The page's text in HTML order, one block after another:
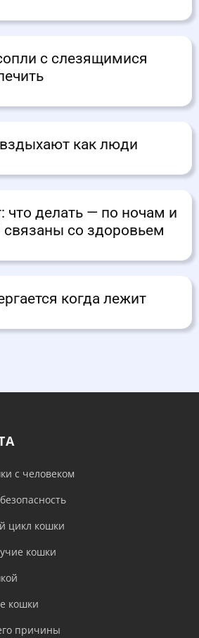
с слезящимися
как люди
что делать — по ночам и
связаны со здоровьем
когда лежит
с человеком
цикл кошки
кошки
кошки
причины